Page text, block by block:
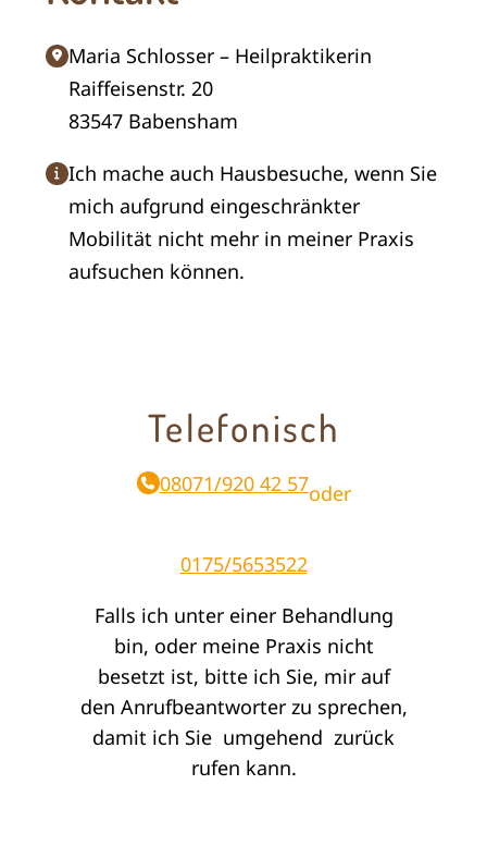
Maria Schlosser – Heilpraktikerin
Raiffeisenstr. 20
83547 Babensham
Ich mache auch Hausbesuche, wenn Sie
mich aufgrund eingeschränkter
Mobilität nicht mehr in meiner Praxis
aufsuchen können.
Telefonisch
08071/920 42 57oder
0175/5653522
Falls ich unter einer Behandlung
bin, oder meine Praxis nicht
besetzt ist, bitte ich Sie, mir auf
den Anrufbeantworter zu sprechen,
damit ich Sie umgehend zurück
rufen kann.